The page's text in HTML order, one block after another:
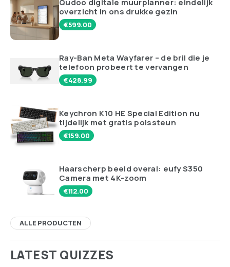
Qudoo digitale muurplanner: eindelijk
overzicht in ons drukke gezin
€599.00
Ray-Ban Meta Wayfarer – de bril die je
telefoon probeert te vervangen
€428.99
Keychron K10 HE Special Edition nu
tijdelijk met gratis polssteun
€159.00
Haarscherp beeld overal: eufy S350
Camera met 4K-zoom
€112.00
ALLE PRODUCTEN
LATEST QUIZZES